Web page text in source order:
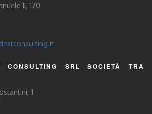
II, 170
SRL SOCIETÀ TRA
1